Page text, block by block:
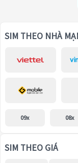
SIM THEO NHÀ
09x 08x
SIM THEO GIÁ